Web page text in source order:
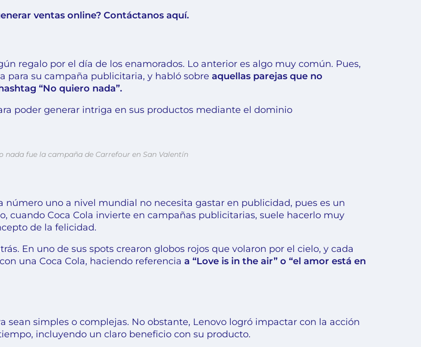
ventas online? Contáctanos aquí.
regalo por el día de los enamorados. Lo anterior es algo muy común. Pues,
para su campaña publicitaria, y habló sobre aquellas parejas que no
“No quiero nada”.
poder generar intriga en sus productos mediante el dominio
nada fue la campaña de Carrefour en San Valentín
número uno a nivel mundial no necesita gastar en publicidad, pues es un
cuando Coca Cola invierte en campañas publicitarias, suele hacerlo muy
de la felicidad.
En uno de sus spots crearon globos rojos que volaron por el cielo, y cada
una Coca Cola, haciendo referencia a “Love is in the air” o “el amor está en
sean simples o complejas. No obstante, Lenovo logró impactar con la acción
incluyendo un claro beneficio con su producto.